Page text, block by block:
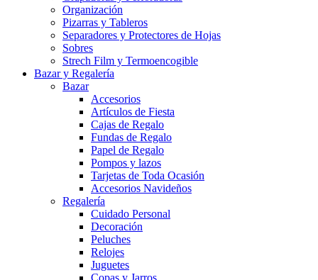
Organización
Pizarras y Tableros
Separadores y Protectores de Hojas
Sobres
Strech Film y Termoencogible
Bazar y Regalería
Bazar
Accesorios
Artículos de Fiesta
Cajas de Regalo
Fundas de Regalo
Papel de Regalo
Pompos y lazos
Tarjetas de Toda Ocasión
Accesorios Navideños
Regalería
Cuidado Personal
Decoración
Peluches
Relojes
Juguetes
Copas y Jarros